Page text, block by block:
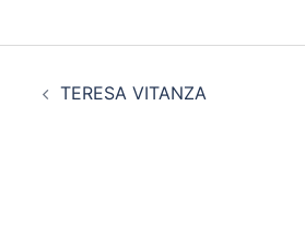
articolo
TERESA VITANZA